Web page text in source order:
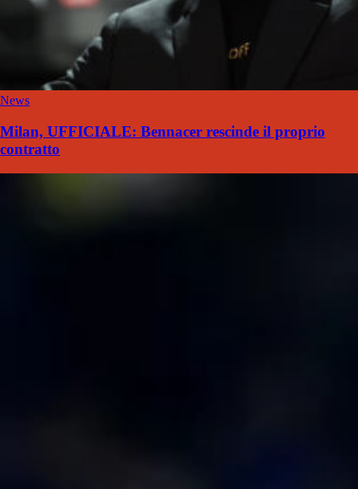
News
Milan, UFFICIALE: Bennacer rescinde il proprio
contratto